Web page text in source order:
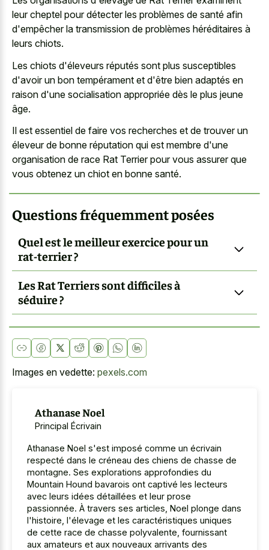
leur cheptel pour détecter les problèmes de santé afin
d'empêcher la transmission de problèmes héréditaires à
leurs chiots.
Les chiots d'éleveurs réputés sont plus susceptibles
d'avoir un bon tempérament et d'être bien adaptés en
raison d'une socialisation appropriée dès le plus jeune
âge.
Il est essentiel de faire vos recherches et de trouver un
éleveur de bonne réputation qui est membre d'une
organisation de race Rat Terrier pour vous assurer que
vous obtenez un chiot en bonne santé.
Questions fréquemment posées
Quel est le meilleur exercice pour un
rat-terrier ?
Les Rat Terriers sont difficiles à
séduire ?
Images en vedette: pexels.com
Athanase Noel
Principal Écrivain
Athanase Noel s'est imposé comme un écrivain
respecté dans le créneau des chiens de chasse de
montagne. Ses explorations approfondies du
Mountain Hound bavarois ont captivé les lecteurs
avec leurs idées détaillées et leur prose
passionnée. À travers ses articles, Noel plonge dans
l'histoire, l'élevage et les caractéristiques uniques
de cette race de chasse polyvalente, fournissant
aux amateurs et aux nouveaux arrivants des